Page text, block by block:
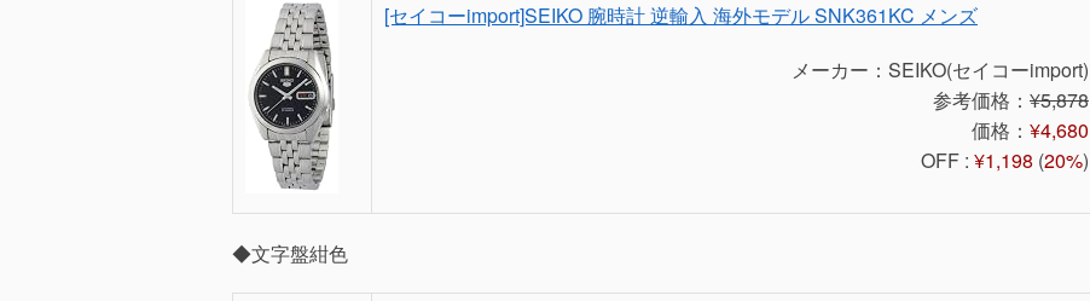
[セイコーimport]SEIKO 腕時計 逆輸入 海外モデル SNK361KC メンズ
メーカー：SEIKO(セイコーimport)
参考価格： ¥5,878
価格： ¥4,680
OFF : ¥1,198 (20%)
◆文字盤紺色